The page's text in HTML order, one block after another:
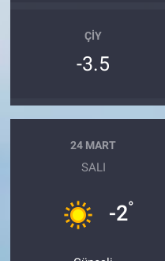
ÇIY
-3.5
24 MART
SALI
-2°